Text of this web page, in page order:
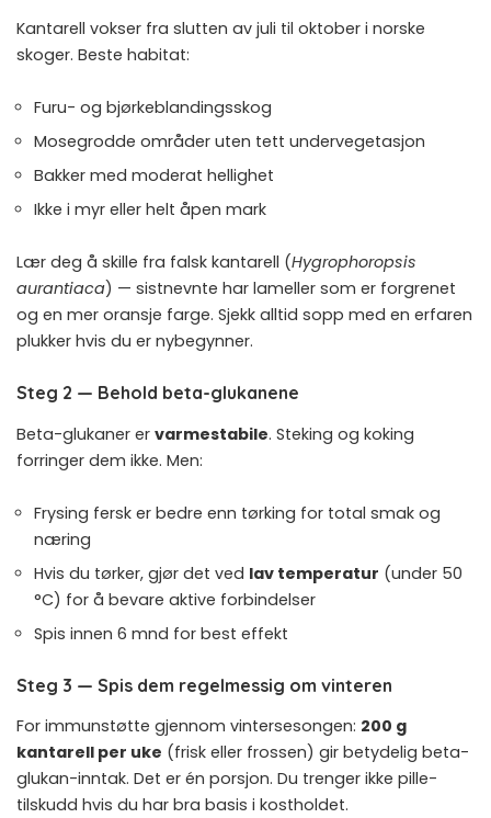
Kantarell vokser fra slutten av juli til oktober i norske
skoger. Beste habitat:
Furu- og bjørkeblandingsskog
Mosegrodde områder uten tett undervegetasjon
Bakker med moderat hellighet
Ikke i myr eller helt åpen mark
Lær deg å skille fra falsk kantarell (Hygrophoropsis
aurantiaca) — sistnevnte har lameller som er forgrenet
og en mer oransje farge. Sjekk alltid sopp med en erfaren
plukker hvis du er nybegynner.
Steg 2 — Behold beta-glukanene
Beta-glukaner er varmestabile. Steking og koking
forringer dem ikke. Men:
Frysing fersk er bedre enn tørking for total smak og
næring
Hvis du tørker, gjør det ved lav temperatur (under 50
°C) for å bevare aktive forbindelser
Spis innen 6 mnd for best effekt
Steg 3 — Spis dem regelmessig om vinteren
For immunstøtte gjennom vintersesongen: 200 g
kantarell per uke (frisk eller frossen) gir betydelig beta-
glukan-inntak. Det er én porsjon. Du trenger ikke pille-
tilskudd hvis du har bra basis i kostholdet.